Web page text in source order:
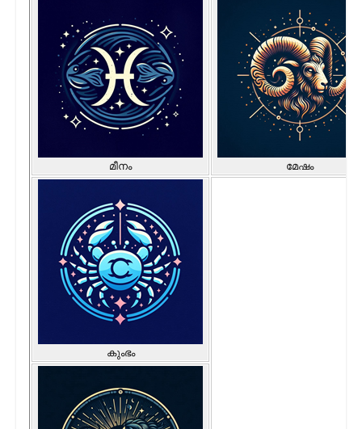
മീനം മേഷം
കുംഭം